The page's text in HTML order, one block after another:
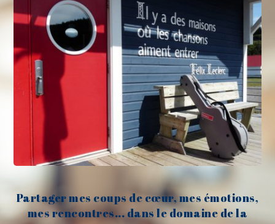
Partager mes coups de cœur, mes émotions,
mes rencontres... dans le domaine de la